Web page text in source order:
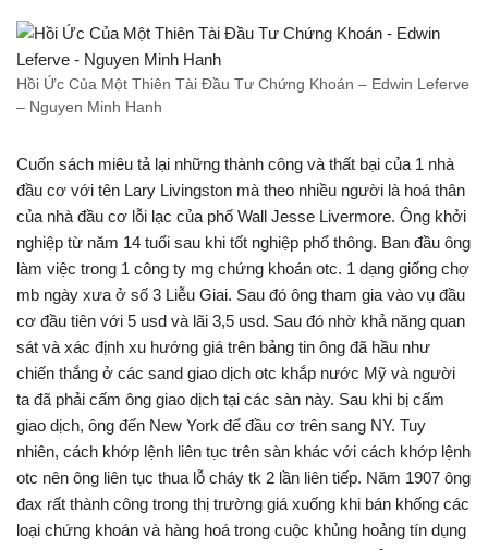
Hồi Ức Của Một Thiên Tài Đầu Tư Chứng Khoán – Edwin Leferve
– Nguyen Minh Hanh
Cuốn sách miêu tả lại những thành công và thất bại của 1 nhà
đầu cơ với tên Lary Livingston mà theo nhiều người là hoá thân
của nhà đầu cơ lỗi lạc của phố Wall Jesse Livermore. Ông khởi
nghiệp từ năm 14 tuổi sau khi tốt nghiệp phổ thông. Ban đầu ông
làm việc trong 1 công ty mg chứng khoán otc. 1 dạng giống chợ
mb ngày xưa ở số 3 Liễu Giai. Sau đó ông tham gia vào vụ đầu
cơ đầu tiên với 5 usd và lãi 3,5 usd. Sau đó nhờ khả năng quan
sát và xác định xu hướng giá trên bảng tin ông đã hầu như
chiến thắng ở các sand giao dịch otc khắp nước Mỹ và người
ta đã phải cấm ông giao dịch tại các sàn này. Sau khi bị cấm
giao dịch, ông đến New York để đầu cơ trên sang NY. Tuy
nhiên, cách khớp lệnh liên tục trên sàn khác với cách khớp lệnh
otc nên ông liên tục thua lỗ cháy tk 2 lần liên tiếp. Năm 1907 ông
đax rất thành công trong thị trường giá xuống khi bán khống các
loại chứng khoán và hàng hoá trong cuộc khủng hoảng tín dụng